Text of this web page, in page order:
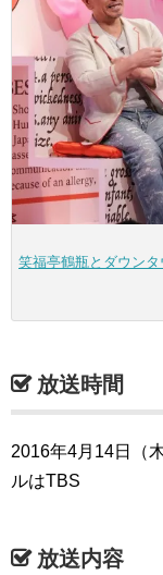
笑福亭鶴瓶とダウン
放送時間
2016年4月14日（
ルはTBS
放送内容